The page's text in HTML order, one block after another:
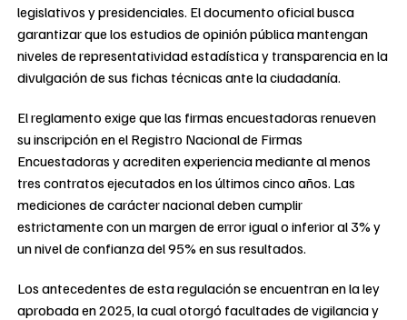
legislativos y presidenciales. El documento oficial busca
garantizar que los estudios de opinión pública mantengan
niveles de representatividad estadística y transparencia en la
divulgación de sus fichas técnicas ante la ciudadanía.
El reglamento exige que las firmas encuestadoras renueven
su inscripción en el Registro Nacional de Firmas
Encuestadoras y acrediten experiencia mediante al menos
tres contratos ejecutados en los últimos cinco años. Las
mediciones de carácter nacional deben cumplir
estrictamente con un margen de error igual o inferior al 3% y
un nivel de confianza del 95% en sus resultados.
Los antecedentes de esta regulación se encuentran en la ley
aprobada en 2025, la cual otorgó facultades de vigilancia y